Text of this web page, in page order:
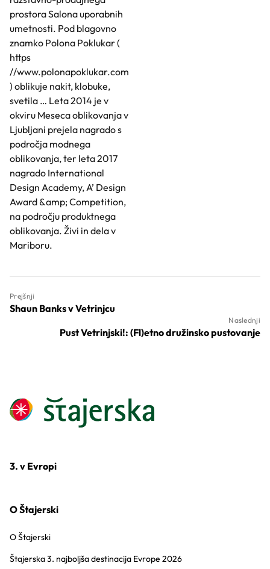
prostora Salona uporabnih
umetnosti. Pod blagovno
znamko Polona Poklukar (
https
//www.polonapoklukar.com
) oblikuje nakit, klobuke,
svetila … Leta 2014 je v
okviru Meseca oblikovanja v
Ljubljani prejela nagrado s
področja modnega
oblikovanja, ter leta 2017
nagrado International
Design Academy, A’ Design
Award &amp; Competition,
na področju produktnega
oblikovanja. Živi in dela v
Mariboru.
Prejšnji
Shaun Banks v Vetrinjcu
Naslednji
Pust Vetrinjski!: (Fl)etno družinsko pustovanje
3. v Evropi
O Štajerski
O Štajerski
Štajerska 3. najboljša destinacija Evrope 2026